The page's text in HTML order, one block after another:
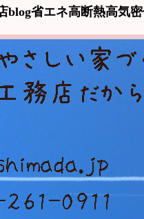
blog省エネ高断熱高気